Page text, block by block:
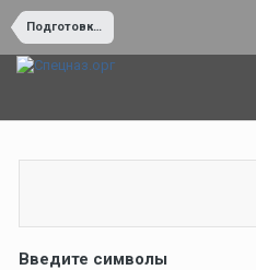
Подготовка подразделений армии и полиции
Введите символы